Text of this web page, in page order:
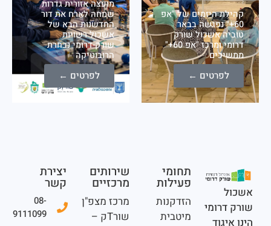
היזמים של "אפ
נפגשה בבאר
אשכול שורק
דרומי ומרכז "אפ 60+"
לפרטים ←
מועצה אזורית גדרות
שמחה לארח את דור
החדשנות הבא של
אשכול רשויות
שורק-דרומי נבחרת
הרובוטיקה
לפרטים ←
תחומי
פעילות
הזדקנות
מיטבית
שירותים
מרכזיים
מרכז מצפ"ן
יצירת
קשר
08-
9111099